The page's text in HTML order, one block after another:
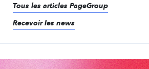
Tous les articles PageGroup
Recevoir les news